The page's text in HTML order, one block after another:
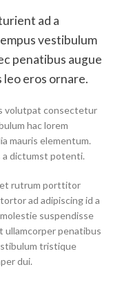
ad a
vestibulum
penatibus augue
leo eros ornare.
volutpat consectetur
hac lorem
mauris elementum.
a dictumst potenti.
rutrum porttitor
ad adipiscing id a
suspendisse
ullamcorper penatibus
tristique
dui.